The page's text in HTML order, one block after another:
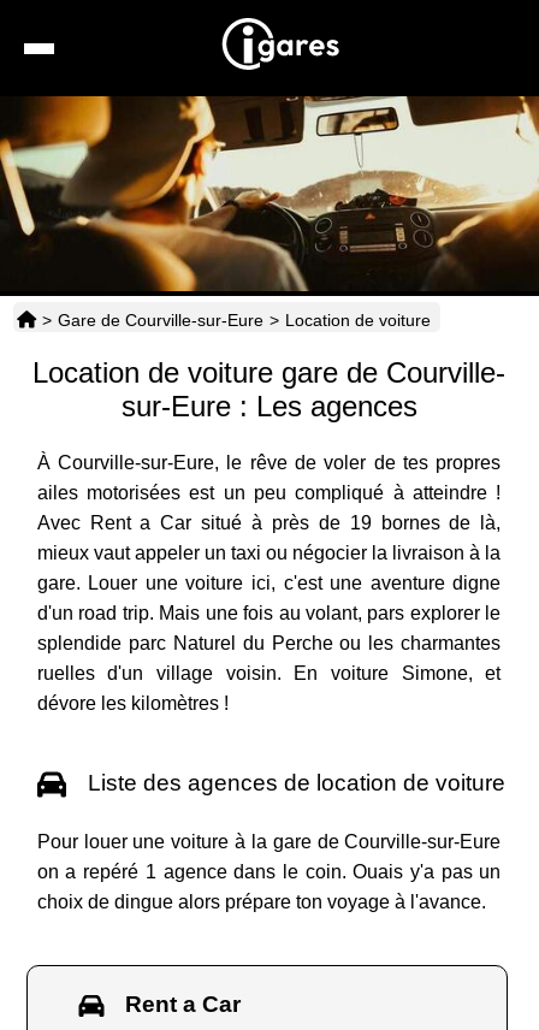
Recherche
Location de voiture
Hôtels
Taxis
Horaires
> Gare de Courville-sur-Eure > Location de voiture
Location de voiture gare de Courville-
sur-Eure : Les agences
À Courville-sur-Eure, le rêve de voler de tes propres
ailes motorisées est un peu compliqué à atteindre !
Avec Rent a Car situé à près de 19 bornes de là,
mieux vaut appeler un taxi ou négocier la livraison à la
gare. Louer une voiture ici, c'est une aventure digne
d'un road trip. Mais une fois au volant, pars explorer le
splendide parc Naturel du Perche ou les charmantes
ruelles d'un village voisin. En voiture Simone, et
dévore les kilomètres !
Liste des agences de location de voiture
Pour louer une voiture à la gare de Courville-sur-Eure
on a repéré 1 agence dans le coin. Ouais y'a pas un
choix de dingue alors prépare ton voyage à l'avance.
Rent a Car